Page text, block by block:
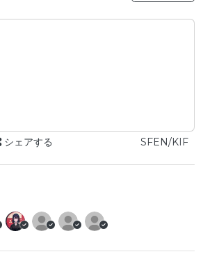
シェアする SFEN/KIF